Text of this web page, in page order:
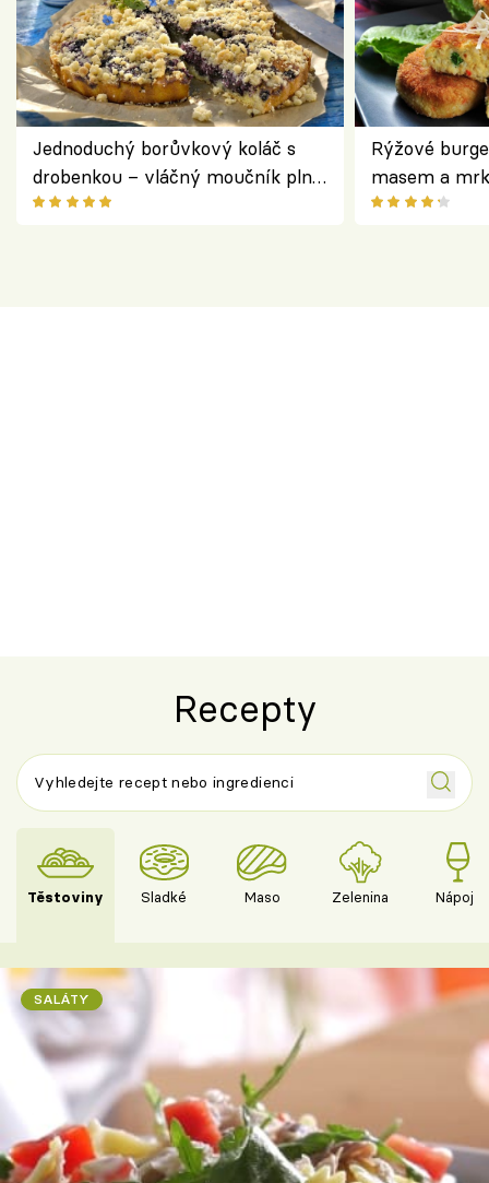
Jednoduchý borůvkový koláč s
drobenkou – vláčný moučník plný
ovoce
Rýžové
masem a
salátem –
Recepty
Těstoviny Sladké Maso Zelenina Nápoje
SALÁTY